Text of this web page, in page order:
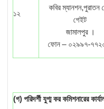
১২
কবির ম্যানশন,পুরাতন
গেইট
জামালপুর ।
ফোন – ০২৯৯৭-
(গ) পরিদর্শী যুগ্ম কর কমিশনারের